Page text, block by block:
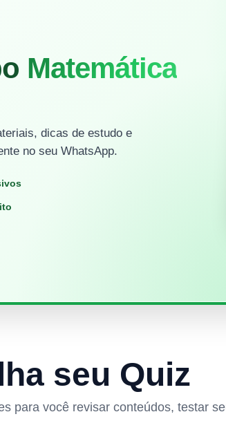
Matemática
dicas de estudo e
no seu WhatsApp.
seu Quiz
para você revisar conteúdos, testar